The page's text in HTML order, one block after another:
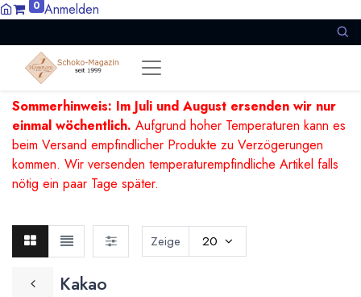
0 Anmelden
Sommerhinweis: Im Juli und August ersenden wir nur
einmal wöchentlich. Aufgrund hoher Temperaturen kann es
beim Versand empfindlicher Produkte zu Verzögerungen
kommen. Wir versenden temperaturempfindliche Artikel falls
nötig ein paar Tage später.
Kakao
Zeige 20